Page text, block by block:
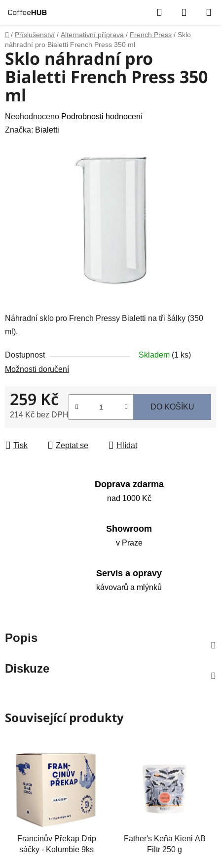
na
obsah
Hledat
KOŠÍK
Domů
/ Příslušenství / Alternativní příprava / French Press / Sklo
náhradní pro Bialetti French Press 350 ml
Náhradní sklo pro French Pressy Bialetti na tři šálky (350
ml).
Dostupnost Skladem (1 ks)
Možnosti doručení
259 Kč
214 Kč bez DPH
DO KOŠÍKU
Tisk Zeptat se Hlídat
Sklo náhradní pro
Bialetti French Press 350
ml
Průměrné
hodnocení
Neohodnoceno Podrobnosti hodnocení
Značka: Bialetti
Doprava zdarma
nad 1000 Kč
Showroom
v Praze
Servis a opravy
kávovarů a mlýnků
Popis
Diskuze
Související produkty
Francinův Překap Drip
sáčky - Kolumbie 9ks
Father's Keňa Kieni AB
Filtr 250 g